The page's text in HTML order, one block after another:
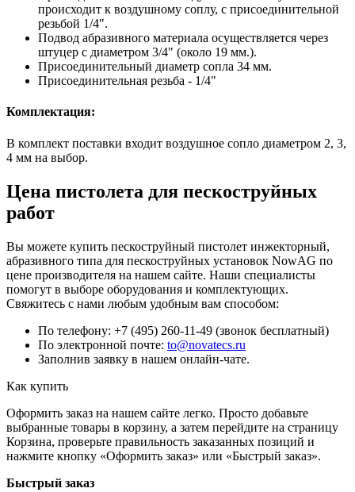
происходит к воздушному соплу, с присоединительной
резьбой 1/4".
Подвод абразивного материала осуществляется через
штуцер с диаметром 3/4" (около 19 мм.).
Присоединительный диаметр сопла 34 мм.
Присоединительная резьба - 1/4"
Комплектация:
В комплект поставки входит воздушное сопло диаметром 2, 3,
4 мм на выбор.
Цена пистолета для пескоструйных
работ
Вы можете купить пескоструйный пистолет инжекторный,
абразивного типа для пескоструйных установок NowAG по
цене производителя на нашем сайте. Наши специалисты
помогут в выборе оборудования и комплектующих.
Свяжитесь с нами любым удобным вам способом:
По телефону: +7 (495) 260-11-49 (звонок бесплатный)
По электронной почте: to@novatecs.ru
Заполнив заявку в нашем онлайн-чате.
Как купить
Оформить заказ на нашем сайте легко. Просто добавьте
выбранные товары в корзину, а затем перейдите на страницу
Корзина, проверьте правильность заказанных позиций и
нажмите кнопку «Оформить заказ» или «Быстрый заказ».
Быстрый заказ